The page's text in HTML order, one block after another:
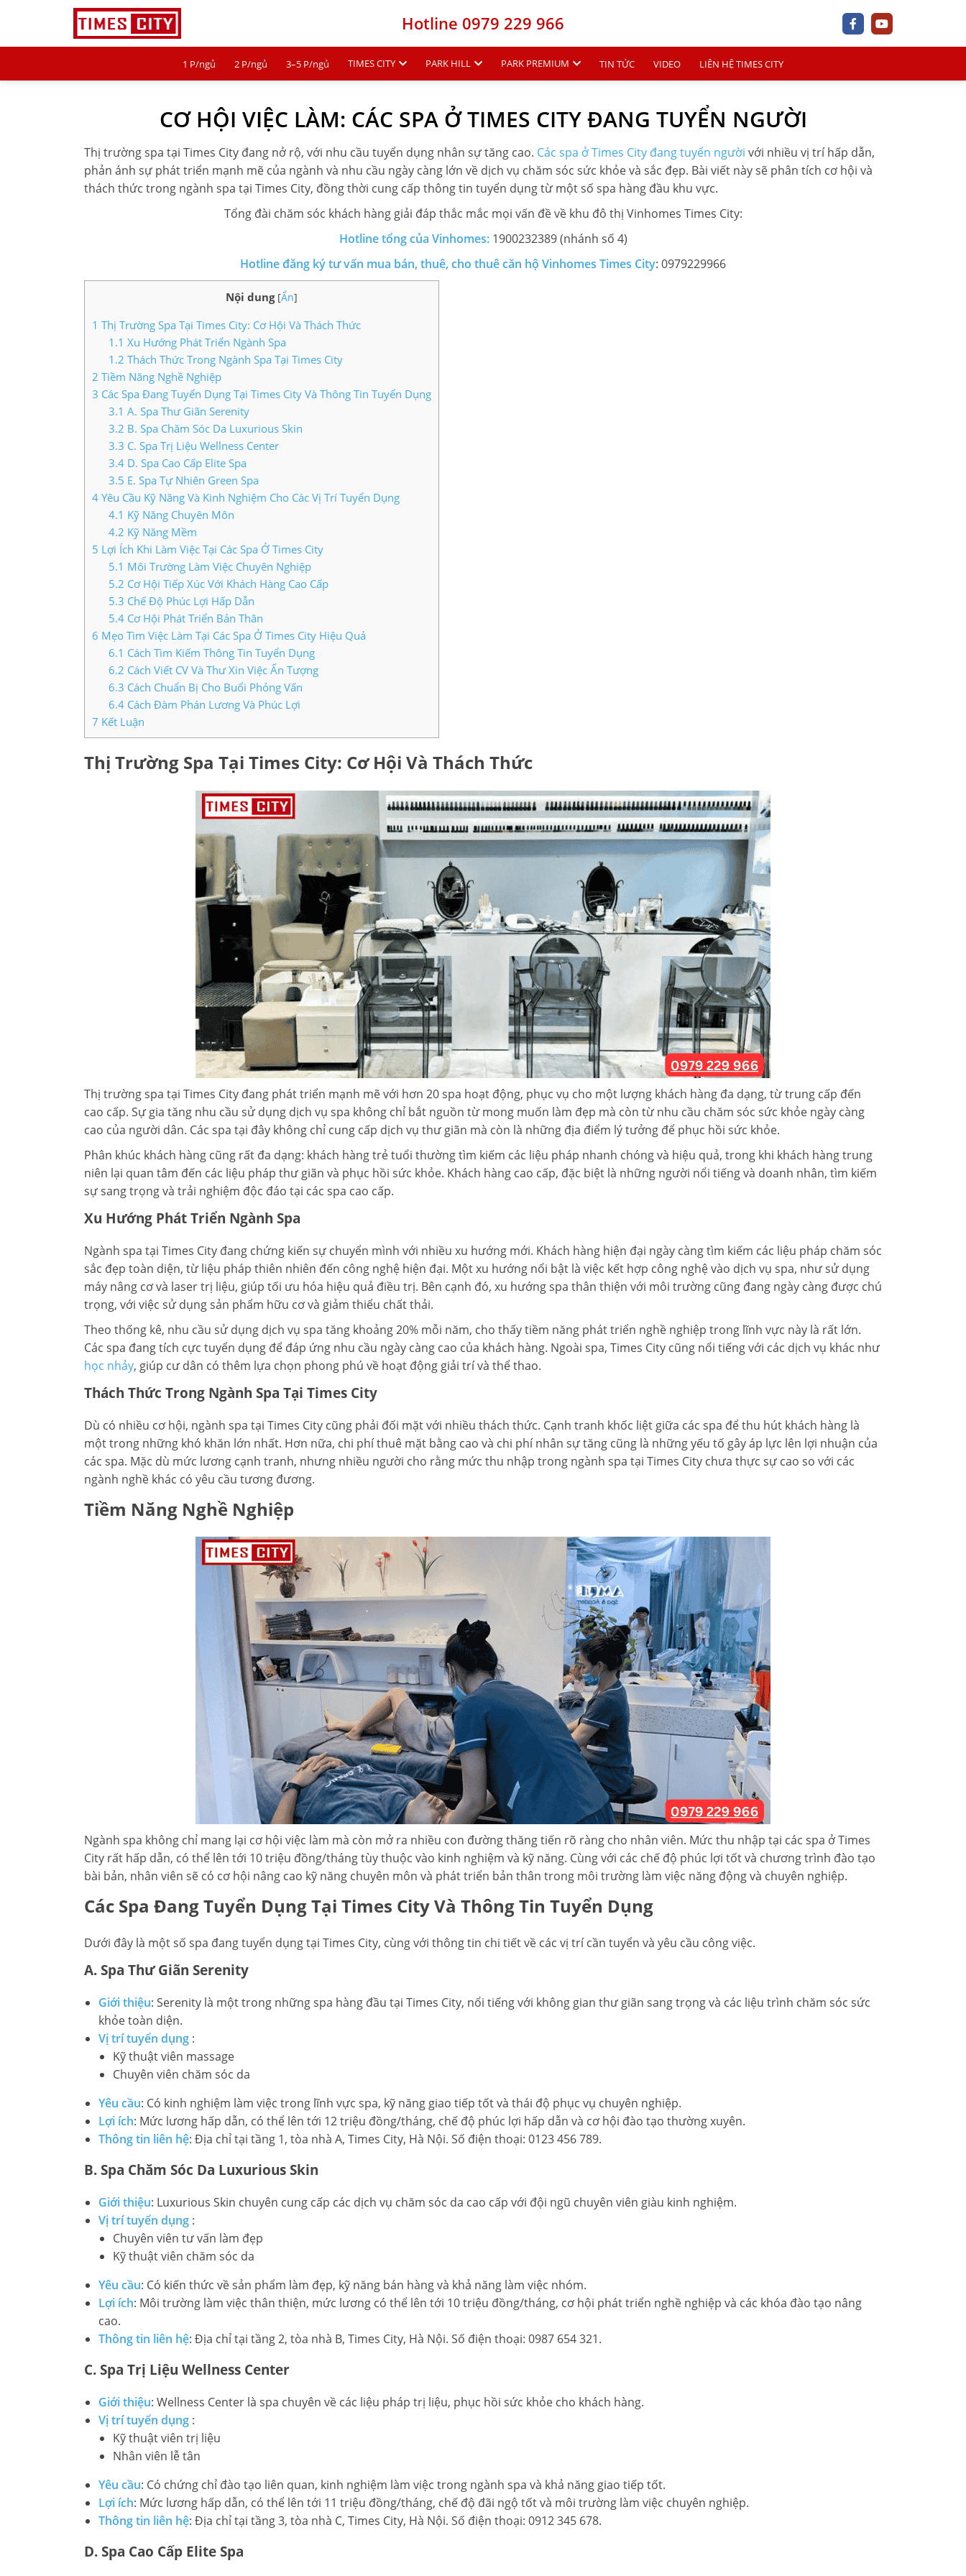
1 P/NGỦ
LIÊN HỆ TIMES CITY
Hotline 0979 229 966
1 P/ngủ 2 P/ngủ 3–5 P/ngủ TIMES CITY PARK HILL PARK PREMIUM TIN TỨC VIDEO LIÊN HỆ TIMES CITY
CƠ HỘI VIỆC LÀM: CÁC SPA Ở TIMES CITY ĐANG TUYỂN NGƯỜI
Thị trường spa tại Times City đang nở rộ, với nhu cầu tuyển dụng nhân sự tăng cao. Các spa ở Times City đang tuyển người với nhiều vị trí hấp dẫn,
phản ánh sự phát triển mạnh mẽ của ngành và nhu cầu ngày càng lớn về dịch vụ chăm sóc sức khỏe và sắc đẹp. Bài viết này sẽ phân tích cơ hội và
thách thức trong ngành spa tại Times City, đồng thời cung cấp thông tin tuyển dụng từ một số spa hàng đầu khu vực.
Tổng đài chăm sóc khách hàng giải đáp thắc mắc mọi vấn đề về khu đô thị Vinhomes Times City:
Hotline tổng của Vinhomes:1900232389 (nhánh số 4)
Hotline đăng ký tư vấn mua bán, thuê, cho thuê căn hộ Vinhomes Times City: 0979229966
Nội dung [Ẩn]
1 Thị Trường Spa Tại Times City: Cơ Hội Và Thách Thức
1.1 Xu Hướng Phát Triển Ngành Spa
1.2 Thách Thức Trong Ngành Spa Tại Times City
2 Tiềm Năng Nghề Nghiệp
3 Các Spa Đang Tuyển Dụng Tại Times City Và Thông Tin Tuyển Dụng
3.1 A. Spa Thư Giãn Serenity
3.2 B. Spa Chăm Sóc Da Luxurious Skin
3.3 C. Spa Trị Liệu Wellness Center
3.4D. Spa Cao Cấp Elite Spa
3.5 E. Spa Tự Nhiên Green Spa
4 Yêu Cầu Kỹ Năng Và Kinh Nghiệm Cho Các Vị Trí Tuyển Dụng
4.1 Kỹ Năng Chuyên Môn
4.2 Kỹ Năng Mềm
5 Lợi Ích Khi Làm Việc Tại Các Spa Ở Times City
5.1 Môi Trường Làm Việc Chuyên Nghiệp
5.2 Cơ Hội Tiếp Xúc Với Khách Hàng Cao Cấp
5.3 Chế Độ Phúc Lợi Hấp Dẫn
5.4Cơ Hội Phát Triển Bản Thân
6 Mẹo Tìm Việc Làm Tại Các Spa Ở Times City Hiệu Quả
6.1 Cách Tìm Kiếm Thông Tin Tuyển Dụng
6.2 Cách Viết CV Và Thư Xin Việc Ấn Tượng
6.3 Cách Chuẩn Bị Cho Buổi Phỏng Vấn
6.4Cách Đàm Phán Lương Và Phúc Lợi
7 Kết Luận
Thị Trường Spa Tại Times City: Cơ Hội Và Thách Thức
Thị trường spa tại Times City đang phát triển mạnh mẽ với hơn 20 spa hoạt động, phục vụ cho một lượng khách hàng đa dạng, từ trung cấp đến
cao cấp. Sự gia tăng nhu cầu sử dụng dịch vụ spa không chỉ bắt nguồn từ mong muốn làm đẹp mà còn từ nhu cầu chăm sóc sức khỏe ngày càng
cao của người dân. Các spa tại đây không chỉ cung cấp dịch vụ thư giãn mà còn là những địa điểm lý tưởng để phục hồi sức khỏe.
Phân khúc khách hàng cũng rất đa dạng: khách hàng trẻ tuổi thường tìm kiếm các liệu pháp nhanh chóng và hiệu quả, trong khi khách hàng trung
niên lại quan tâm đến các liệu pháp thư giãn và phục hồi sức khỏe. Khách hàng cao cấp, đặc biệt là những người nổi tiếng và doanh nhân, tìm kiếm
sự sang trọng và trải nghiệm độc đáo tại các spa cao cấp.
Xu Hướng Phát Triển Ngành Spa
Ngành spa tại Times City đang chứng kiến sự chuyển mình với nhiều xu hướng mới. Khách hàng hiện đại ngày càng tìm kiếm các liệu pháp chăm sóc
sắc đẹp toàn diện, từ liệu pháp thiên nhiên đến công nghệ hiện đại. Một xu hướng nổi bật là việc kết hợp công nghệ vào dịch vụ spa, như sử dụng
máy nâng cơ và laser trị liệu, giúp tối ưu hóa hiệu quả điều trị. Bên cạnh đó, xu hướng spa thân thiện với môi trường cũng đang ngày càng được chú
trọng, với việc sử dụng sản phẩm hữu cơ và giảm thiểu chất thải.
Theo thống kê, nhu cầu sử dụng dịch vụ spa tăng khoảng 20% mỗi năm, cho thấy tiềm năng phát triển nghề nghiệp trong lĩnh vực này là rất lớn.
Các spa đang tích cực tuyển dụng để đáp ứng nhu cầu ngày càng cao của khách hàng. Ngoài spa, Times City cũng nổi tiếng với các dịch vụ khác như
học nhảy, giúp cư dân có thêm lựa chọn phong phú về hoạt động giải trí và thể thao.
Thách Thức Trong Ngành Spa Tại Times City
Dù có nhiều cơ hội, ngành spa tại Times City cũng phải đối mặt với nhiều thách thức. Cạnh tranh khốc liệt giữa các spa để thu hút khách hàng là
một trong những khó khăn lớn nhất. Hơn nữa, chi phí thuê mặt bằng cao và chi phí nhân sự tăng cũng là những yếu tố gây áp lực lên lợi nhuận của
các spa. Mặc dù mức lương cạnh tranh, nhưng nhiều người cho rằng mức thu nhập trong ngành spa tại Times City chưa thực sự cao so với các
ngành nghề khác có yêu cầu tương đương.
Tiềm Năng Nghề Nghiệp
Ngành spa không chỉ mang lại cơ hội việc làm mà còn mở ra nhiều con đường thăng tiến rõ ràng cho nhân viên. Mức thu nhập tại các spa ở Times
City rất hấp dẫn, có thể lên tới 10 triệu đồng/tháng tùy thuộc vào kinh nghiệm và kỹ năng. Cùng với các chế độ phúc lợi tốt và chương trình đào tạo
bài bản, nhân viên sẽ có cơ hội nâng cao kỹ năng chuyên môn và phát triển bản thân trong môi trường làm việc năng động và chuyên nghiệp.
Các Spa Đang Tuyển Dụng Tại Times City Và Thông Tin Tuyển Dụng
Dưới đây là một số spa đang tuyển dụng tại Times City, cùng với thông tin chi tiết về các vị trí cần tuyển và yêu cầu công việc.
A. Spa Thư Giãn Serenity
Giới thiệu: Serenity là một trong những spa hàng đầu tại Times City, nổi tiếng với không gian thư giãn sang trọng và các liệu trình chăm sóc sức
khỏe toàn diện.
Vị trí tuyển dụng :
Kỹ thuật viên massage
Chuyên viên chăm sóc da
Yêu cầu: Có kinh nghiệm làm việc trong lĩnh vực spa, kỹ năng giao tiếp tốt và thái độ phục vụ chuyên nghiệp.
Lợi ích: Mức lương hấp dẫn, có thể lên tới 12 triệu đồng/tháng, chế độ phúc lợi hấp dẫn và cơ hội đào tạo thường xuyên.
Thông tin liên hệ: Địa chỉ tại tầng 1, tòa nhà A, Times City, Hà Nội. Số điện thoại: 0123 456 789.
B. Spa Chăm Sóc Da Luxurious Skin
Giới thiệu: Luxurious Skin chuyên cung cấp các dịch vụ chăm sóc da cao cấp với đội ngũ chuyên viên giàu kinh nghiệm.
Vị trí tuyển dụng :
Chuyên viên tư vấn làm đẹp
Kỹ thuật viên chăm sóc da
Yêu cầu: Có kiến thức về sản phẩm làm đẹp, kỹ năng bán hàng và khả năng làm việc nhóm.
Lợi ích: Môi trường làm việc thân thiện, mức lương có thể lên tới 10 triệu đồng/tháng, cơ hội phát triển nghề nghiệp và các khóa đào tạo nâng
cao.
Thông tin liên hệ: Địa chỉ tại tầng 2, tòa nhà B, Times City, Hà Nội. Số điện thoại: 0987 654 321.
C. Spa Trị Liệu Wellness Center
Giới thiệu: Wellness Center là spa chuyên về các liệu pháp trị liệu, phục hồi sức khỏe cho khách hàng.
Vị trí tuyển dụng :
Kỹ thuật viên trị liệu
Nhân viên lễ tân
Yêu cầu: Có chứng chỉ đào tạo liên quan, kinh nghiệm làm việc trong ngành spa và khả năng giao tiếp tốt.
Lợi ích: Mức lương hấp dẫn, có thể lên tới 11 triệu đồng/tháng, chế độ đãi ngộ tốt và môi trường làm việc chuyên nghiệp.
Thông tin liên hệ: Địa chỉ tại tầng 3, tòa nhà C, Times City, Hà Nội. Số điện thoại: 0912 345 678.
D. Spa Cao Cấp Elite Spa